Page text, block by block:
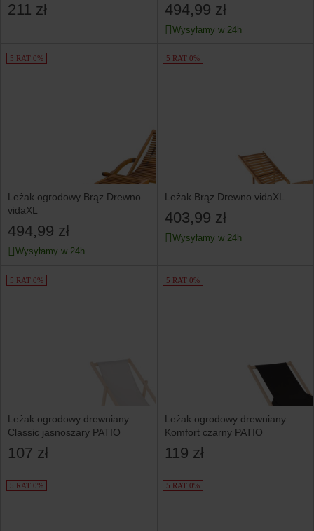
211 zł 494,99 zł
Wysyłamy w 24h
5 RAT 0%
Leżak ogrodowy Brąz Drewno
vidaXL
494,99 zł
Wysyłamy w 24h
5 RAT 0%
Leżak Brąz Drewno vidaXL
403,99 zł
Wysyłamy w 24h
5 RAT 0%
Leżak ogrodowy drewniany
Classic jasnoszary PATIO
107 zł
5 RAT 0%
Leżak ogrodowy drewniany
Komfort czarny PATIO
119 zł
5 RAT 0% 5 RAT 0%